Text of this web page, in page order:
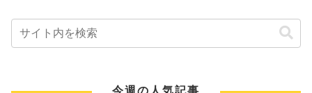
今週の人気記事